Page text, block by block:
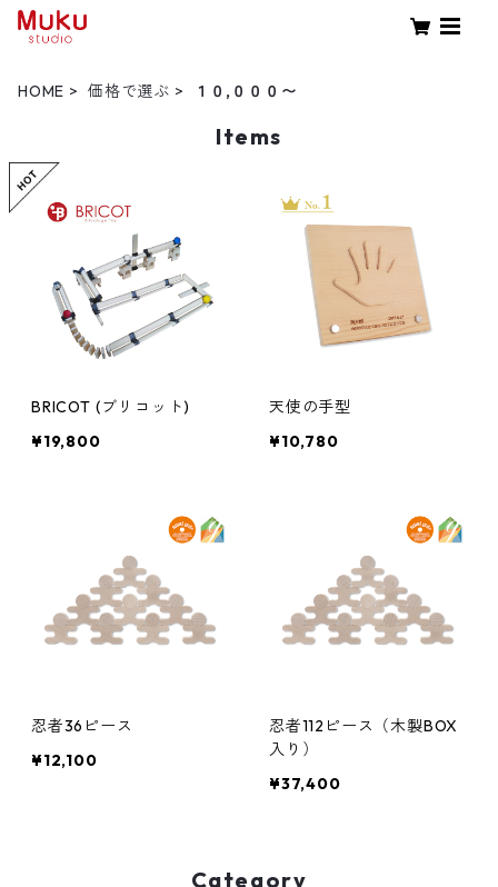
HOME 価格で選ぶ １０,０００〜
Items
BRICOT (ブリコット)
¥19,800
天使の手型
¥10,780
忍者36ピース
¥12,100
忍者112ピース（木製BOX
入り）
¥37,400
Category